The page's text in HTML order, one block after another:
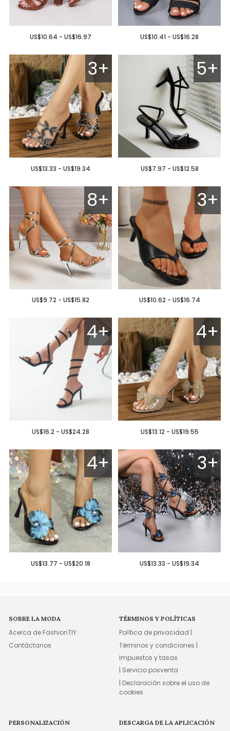
US$10.64 - US$16.97 US$10.41 - US$16.28
3+
US$13.33 - US$19.34
5+
US$7.97 - US$12.58
8+
US$9.72 - US$15.82
3+
US$10.62 - US$16.74
4+
US$16.2 - US$24.28
4+
US$13.12 - US$19.55
4+
US$13.77 - US$20.18
3+
US$13.33 - US$19.34
SOBRE LA MODA
Acerca de FashionTIY
Contáctanos
TÉRMINOS Y POLÍTICAS
Política de privacidad |
Términos y condiciones |
Impuestos y tasas
| Servicio posventa
| Declaración sobre el uso de
cookies
PERSONALIZACIÓN DESCARGA DE LA APLICACIÓN